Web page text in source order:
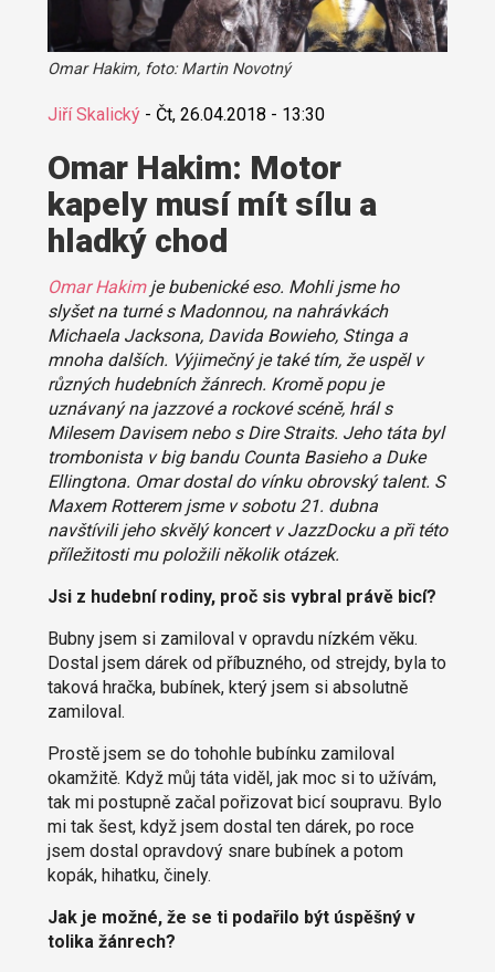
Omar Hakim, foto: Martin Novotný
Jiří Skalický- Čt, 26.04.2018 - 13:30
Omar Hakim: Motor
kapely musí mít sílu a
hladký chod
Omar Hakimje bubenické eso. Mohli jsme ho
slyšet na turné s Madonnou, na nahrávkách
Michaela Jacksona, Davida Bowieho, Stinga a
mnoha dalších. Výjimečný je také tím, že uspěl v
různých hudebních žánrech. Kromě popu je
uznávaný na jazzové a rockové scéně, hrál s
Milesem Davisem nebo s Dire Straits. Jeho táta byl
trombonista v big bandu Counta Basieho a Duke
Ellingtona. Omar dostal do vínku obrovský talent. S
Maxem Rotterem jsme v sobotu 21. dubna
navštívili jeho skvělý koncert v JazzDocku a při této
příležitosti mu položili několik otázek.
Jsi z hudební rodiny, proč sis vybral právě bicí?
Bubny jsem si zamiloval v opravdu nízkém věku.
Dostal jsem dárek od příbuzného, od strejdy, byla to
taková hračka, bubínek, který jsem si absolutně
zamiloval.
Prostě jsem se do tohohle bubínku zamiloval
okamžitě. Když můj táta viděl, jak moc si to užívám,
tak mi postupně začal pořizovat bicí soupravu. Bylo
mi tak šest, když jsem dostal ten dárek, po roce
jsem dostal opravdový snare bubínek a potom
kopák, hihatku, činely.
Jak je možné, že se ti podařilo být úspěšný v
tolika žánrech?